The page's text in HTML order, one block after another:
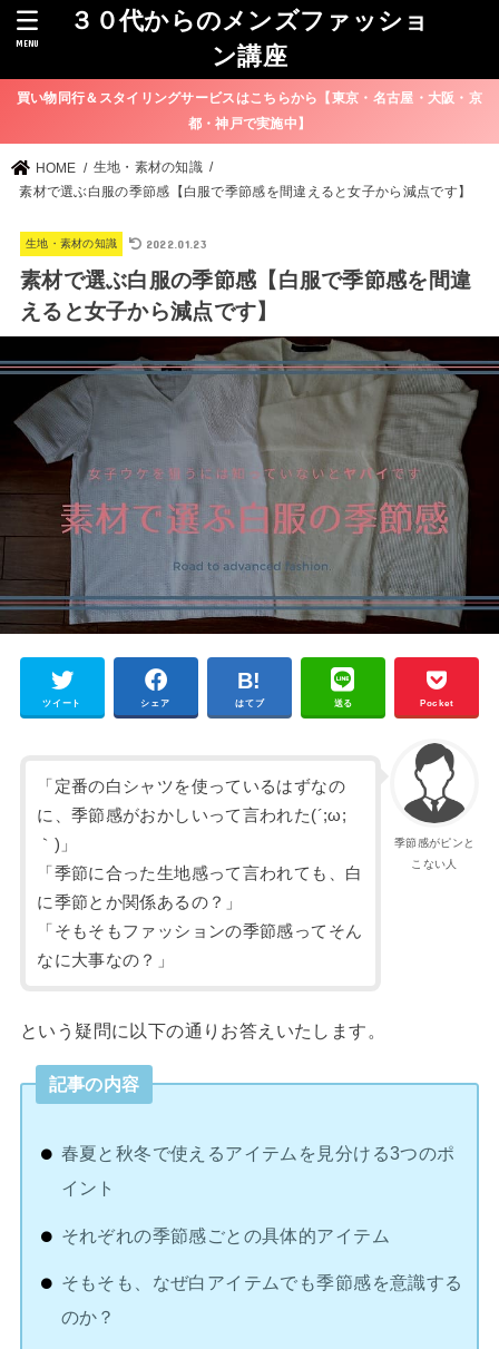
３０代からのメンズファッショ
ン講座
MENU
買い物同行＆スタイリングサービスはこちらから【東京・名古屋・大阪・京
都・神戸で実施中】
HOME
生地・素材の知識
素材で選ぶ白服の季節感【白服で季節感を間違えると女子から減点です】
生地・素材の知識 2022.01.23
素材で選ぶ白服の季節感【白服で季節感を間違
えると女子から減点です】
ツイート シェア はてブ 送る Pocket
季節感がピンと
こない人
「定番の白シャツを使っているはずなの
に、季節感がおかしいって言われた(´;ω;
｀)」
「季節に合った生地感って言われても、白
に季節とか関係あるの？」
「そもそもファッションの季節感ってそん
なに大事なの？」
という疑問に以下の通りお答えいたします。
記事の内容
春夏と秋冬で使えるアイテムを見分ける3つのポ
イント
それぞれの季節感ごとの具体的アイテム
そもそも、なぜ白アイテムでも季節感を意識する
のか？